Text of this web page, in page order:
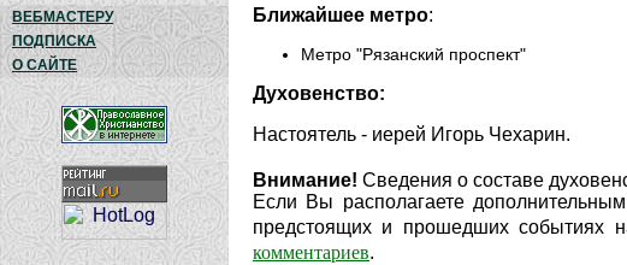
ВЕБМАСТЕРУ
ПОДПИСКА
О САЙТЕ
Ближайшее метро:
Метро "Рязанский проспект"
Духовенство:
Настоятель - иерей Игорь Чехарин.
Внимание! Сведения о составе
Если Вы располагаете
предстоящих и прошедших событиях
комментариев.